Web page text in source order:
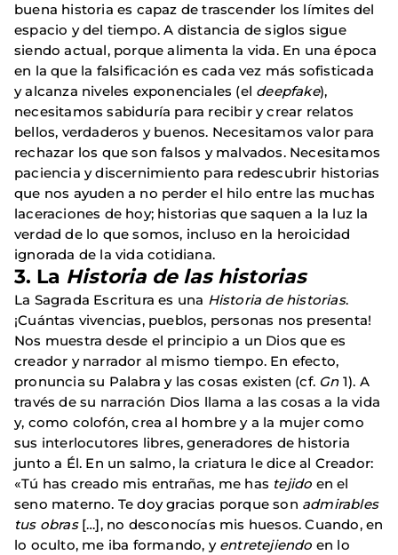
buena historia es capaz de trascender los límites del
espacio y del tiempo. A distancia de siglos sigue
siendo actual, porque alimenta la vida. En una época
en la que la falsificación es cada vez más sofisticada
y alcanza niveles exponenciales (el deepfake),
necesitamos sabiduría para recibir y crear relatos
bellos, verdaderos y buenos. Necesitamos valor para
rechazar los que son falsos y malvados. Necesitamos
paciencia y discernimiento para redescubrir historias
que nos ayuden a no perder el hilo entre las muchas
laceraciones de hoy; historias que saquen a la luz la
verdad de lo que somos, incluso en la heroicidad
ignorada de la vida cotidiana.
3. La Historia de las historias
La Sagrada Escritura es una Historia de historias.
¡Cuántas vivencias, pueblos, personas nos presenta!
Nos muestra desde el principio a un Dios que es
creador y narrador al mismo tiempo. En efecto,
pronuncia su Palabra y las cosas existen (cf. Gn1). A
través de su narración Dios llama a las cosas a la vida
y, como colofón, crea al hombre y a la mujer como
sus interlocutores libres, generadores de historia
junto a Él. En un salmo, la criatura le dice al Creador:
«Tú has creado mis entrañas, me has tejido en el
seno materno. Te doy gracias porque son admirables
tus obras[…], no desconocías mis huesos. Cuando, en
lo oculto, me iba formando, y entretejiendo en lo